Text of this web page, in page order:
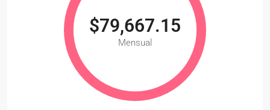
$79,667.15
Mensual